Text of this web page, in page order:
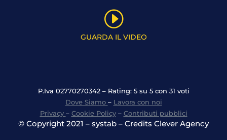
I
GUARDA IL VIDEO
P.Iva 02770270342 – Rating: 5 su 5 con 31 voti
Dove Siamo – Lavora con noi
Privacy – Cookie Policy– Contributi pubblici
© Copyright 2021 – systab – Credits Clever Agency